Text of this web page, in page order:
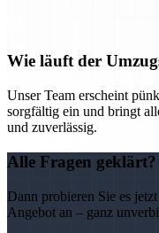
Wie läuft der
Unser Team erscheint
sorgfältig ein und bringt
und zuverlässig.
Alle Fragen geklärt?
Dann probieren Sie es
Angebot an – ganz